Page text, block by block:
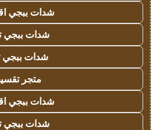
شدات ببجي
شدات ببجي
شدات ببجي
متجر
شدات ببجي
شدات ببجي